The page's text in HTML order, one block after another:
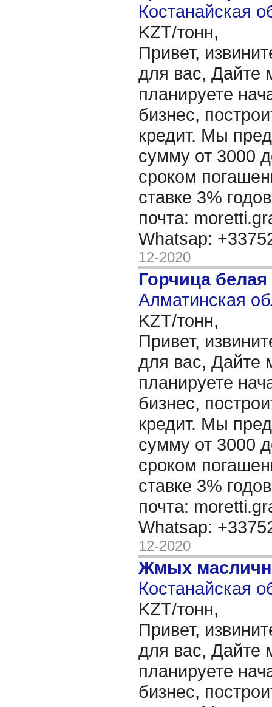
Костанайская
KZT/тонн,
Привет,
для вас, Дайте
планируете
бизнес,
кредит. Мы
сумму от 3000
сроком
ставке 3%
почта:
Whatsap:
12-2020
Горчица белая
Алматинская
KZT/тонн,
Привет,
для вас, Дайте
планируете
бизнес,
кредит. Мы
сумму от 3000
сроком
ставке 3%
почта:
Whatsap:
12-2020
Жмых
Костанайская
KZT/тонн,
Привет,
для вас, Дайте
планируете
бизнес,